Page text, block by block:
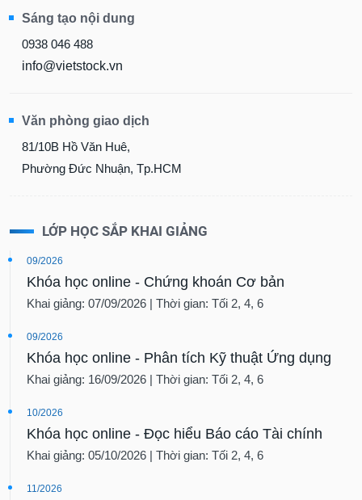
Sáng tạo nội dung
0938 046 488
info@vietstock.vn
Văn phòng giao dịch
81/10B Hồ Văn Huê,
Phường Đức Nhuận, Tp.HCM
LỚP HỌC SẮP KHAI GIẢNG
09/2026
Khóa học online - Chứng khoán Cơ bản
Khai giảng: 07/09/2026 | Thời gian: Tối 2, 4, 6
09/2026
Khóa học online - Phân tích Kỹ thuật Ứng dụng
Khai giảng: 16/09/2026 | Thời gian: Tối 2, 4, 6
10/2026
Khóa học online - Đọc hiểu Báo cáo Tài chính
Khai giảng: 05/10/2026 | Thời gian: Tối 2, 4, 6
11/2026